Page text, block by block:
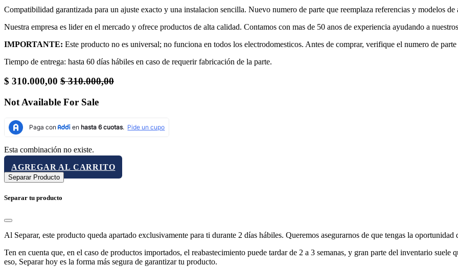
Compatibilidad garantizada para un ajuste exacto y una instalacion sencilla. Nuevo numero de parte que reemplaza referencias y modelos de
Nuestra empresa es lider en el mercado y ofrece productos de alta calidad. Contamos con mas de 50 anos de experiencia ayudando a
IMPORTANTE: Este producto no es universal; no funciona en todos los electrodomesticos. Antes de comprar, verifique el numero de
Tiempo de entrega: hasta 60 días hábiles en caso de requerir fabricación de la parte.
$ 310.000,00 $310.000,00
Not Available For Sale
Esta combinación no existe.
AGREGAR AL CARRITO
Separar Producto
Separar tu producto
Al Separar, este producto queda apartado exclusivamente para ti durante 2 días hábiles. Queremos asegurarnos de que tengas la oportunidad
Ten en cuenta que, en el caso de productos importados, el reabastecimiento puede tardar de 2 a 3 semanas, y gran parte del inventario
eso, Separar hoy es la forma más segura de garantizar tu producto.